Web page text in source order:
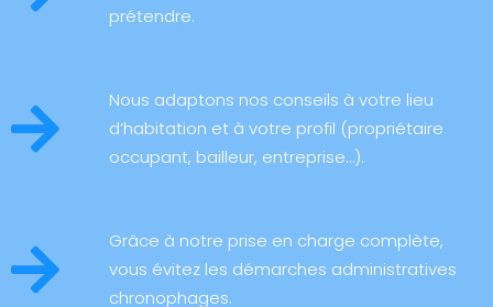
prétendre.
Nous adaptons nos conseils à votre lieu
d’habitation et à votre profil (propriétaire
occupant, bailleur, entreprise…).
Grâce à notre prise en charge complète,
vous évitez les démarches administratives
chronophages.